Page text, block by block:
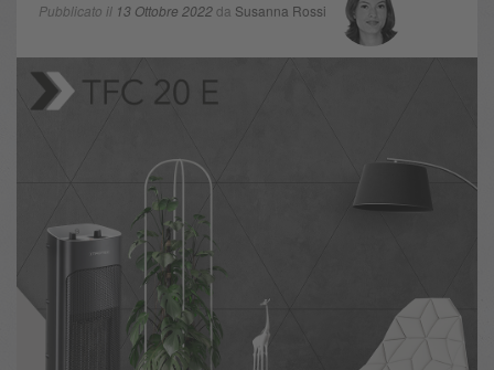
Pubblicato il 13 Ottobre 2022da Susanna Rossi